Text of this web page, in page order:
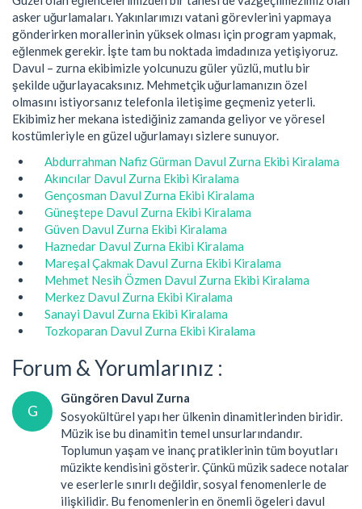
asker uğurlamaları. Yakınlarımızı vatani görevlerini yapmaya
gönderirken morallerinin yüksek olması için program yapmak,
eğlenmek gerekir. İşte tam bu noktada imdadınıza yetişiyoruz.
Davul – zurna ekibimizle yolcunuzu güler yüzlü, mutlu bir
şekilde uğurlayacaksınız. Mehmetçik uğurlamanızın özel
olmasını istiyorsanız telefonla iletişime geçmeniz yeterli.
Ekibimiz her mekana istediğiniz zamanda geliyor ve yöresel
kostümleriyle en güzel uğurlamayı sizlere sunuyor.
Abdurrahman Nafiz Gürman Davul Zurna Ekibi Kiralama
Akıncılar Davul Zurna Ekibi Kiralama
Gençosman Davul Zurna Ekibi Kiralama
Güneştepe Davul Zurna Ekibi Kiralama
Güven Davul Zurna Ekibi Kiralama
Haznedar Davul Zurna Ekibi Kiralama
Mareşal Çakmak Davul Zurna Ekibi Kiralama
Mehmet Nesih Özmen Davul Zurna Ekibi Kiralama
Merkez Davul Zurna Ekibi Kiralama
Sanayi Davul Zurna Ekibi Kiralama
Tozkoparan Davul Zurna Ekibi Kiralama
Forum & Yorumlarınız :
G
Güngören Davul Zurna
Sosyokültürel yapı her ülkenin dinamitlerinden biridir.
Müzik ise bu dinamitin temel unsurlarındandır.
Toplumun yaşam ve inanç pratiklerinin tüm boyutları
müzikte kendisini gösterir. Çünkü müzik sadece notalar
ve eserlerle sınırlı değildir, sosyal fenomenlerle de
ilişkilidir. Bu fenomenlerin en önemli ögeleri davul